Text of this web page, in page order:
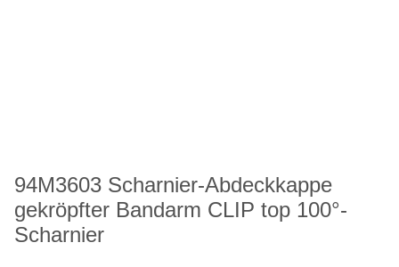
94M3603 Scharnier-Abdeckkappe
gekröpfter Bandarm CLIP top 100°-
Scharnier